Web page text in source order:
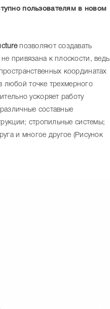
пользователям в новом
позволяют создавать
привязана к плоскости, ведь
координатах
любой точке трехмерного
ускоряет работу
составные
стропильные системы;
и многое другое (Рисунок